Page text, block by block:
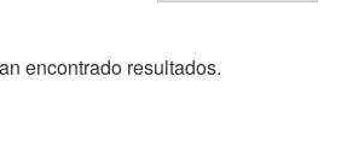
encontrado resultados.